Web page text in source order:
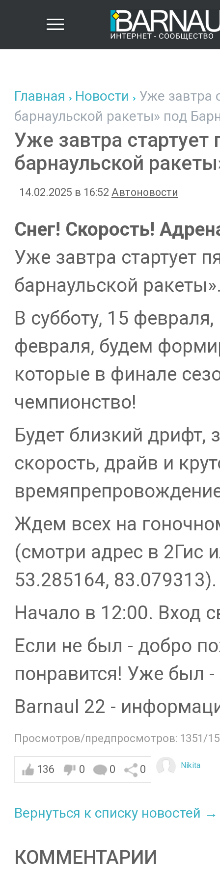
Главная Новости Уже завтра
барнаульской ракеты» под
Уже завтра стартует
барнаульской
14.02.2025 в 16:52 Автоновости
Снег! Скорость!
Уже завтра стартует
барнаульской
В субботу, 15
февраля, будем
которые в финале
чемпионство!
Будет близкий
скорость, драйв и
Ждем всех на
(смотри адрес в 2Гис
53.285164, 83.079313).
Начало в 12:00. Вход
Если не был - добро
понравится! Уже был
Barnaul 22 -
Просмотров/предпросмотров: 1351/
136 0 0 0 Nikita
Вернуться к списку новостей →
КОММЕНТАРИИ